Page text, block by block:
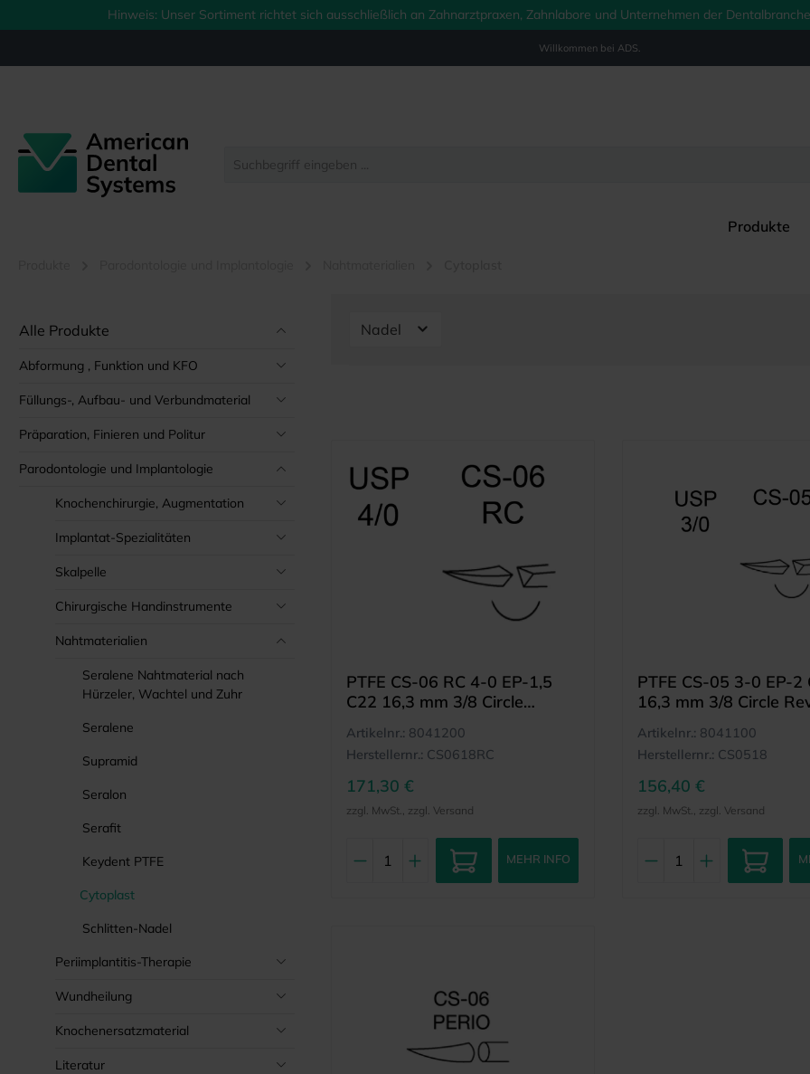
Zur Hauptnavigation springen
Hinweis: Unser Sortiment richtet sich ausschließlich an Zahnarztpraxen, Zahnlabore und Unternehmen der
Willkommen bei ADS.
Produkte
Alle Produkte
Abformung , Funktion und KFO
Füllungs-, Aufbau- und Verbundmaterial
Präparation, Finieren und Politur
Parodontologie und Implantologie
Knochenchirurgie, Augmentation
Implantat-Spezialitäten
Skalpelle
Chirurgische Handinstrumente
Nahtmaterialien
Seralene Nahtmaterial nach
Hürzeler, Wachtel und Zuhr
Seralene
Supramid
Seralon
Serafit
Keydent PTFE
Cytoplast
Schlitten-Nadel
Periimplantitis-Therapie
Wundheilung
Knochenersatzmaterial
Literatur
Nadel
PTFE CS-06 RC 4-0 EP-1,5
C22 16,3 mm 3/8 Circle
Artikelnr.: 8041200
Herstellernr.: CS0618RC
171,30 €
zzgl. MwSt., zzgl. Versand
MEHR INFO
PTFE CS-05 3-0 EP-2
16,3 mm 3/8 Circle
Artikelnr.: 8041100
Herstellernr.: CS0518
156,40 €
zzgl. MwSt., zzgl. Versand